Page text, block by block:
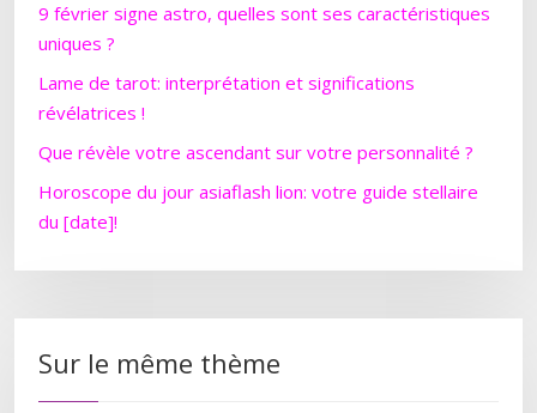
9 février signe astro, quelles sont ses caractéristiques
uniques ?
Lame de tarot: interprétation et significations
révélatrices !
Que révèle votre ascendant sur votre personnalité ?
Horoscope du jour asiaflash lion: votre guide stellaire
du [date]!
Sur le même thème